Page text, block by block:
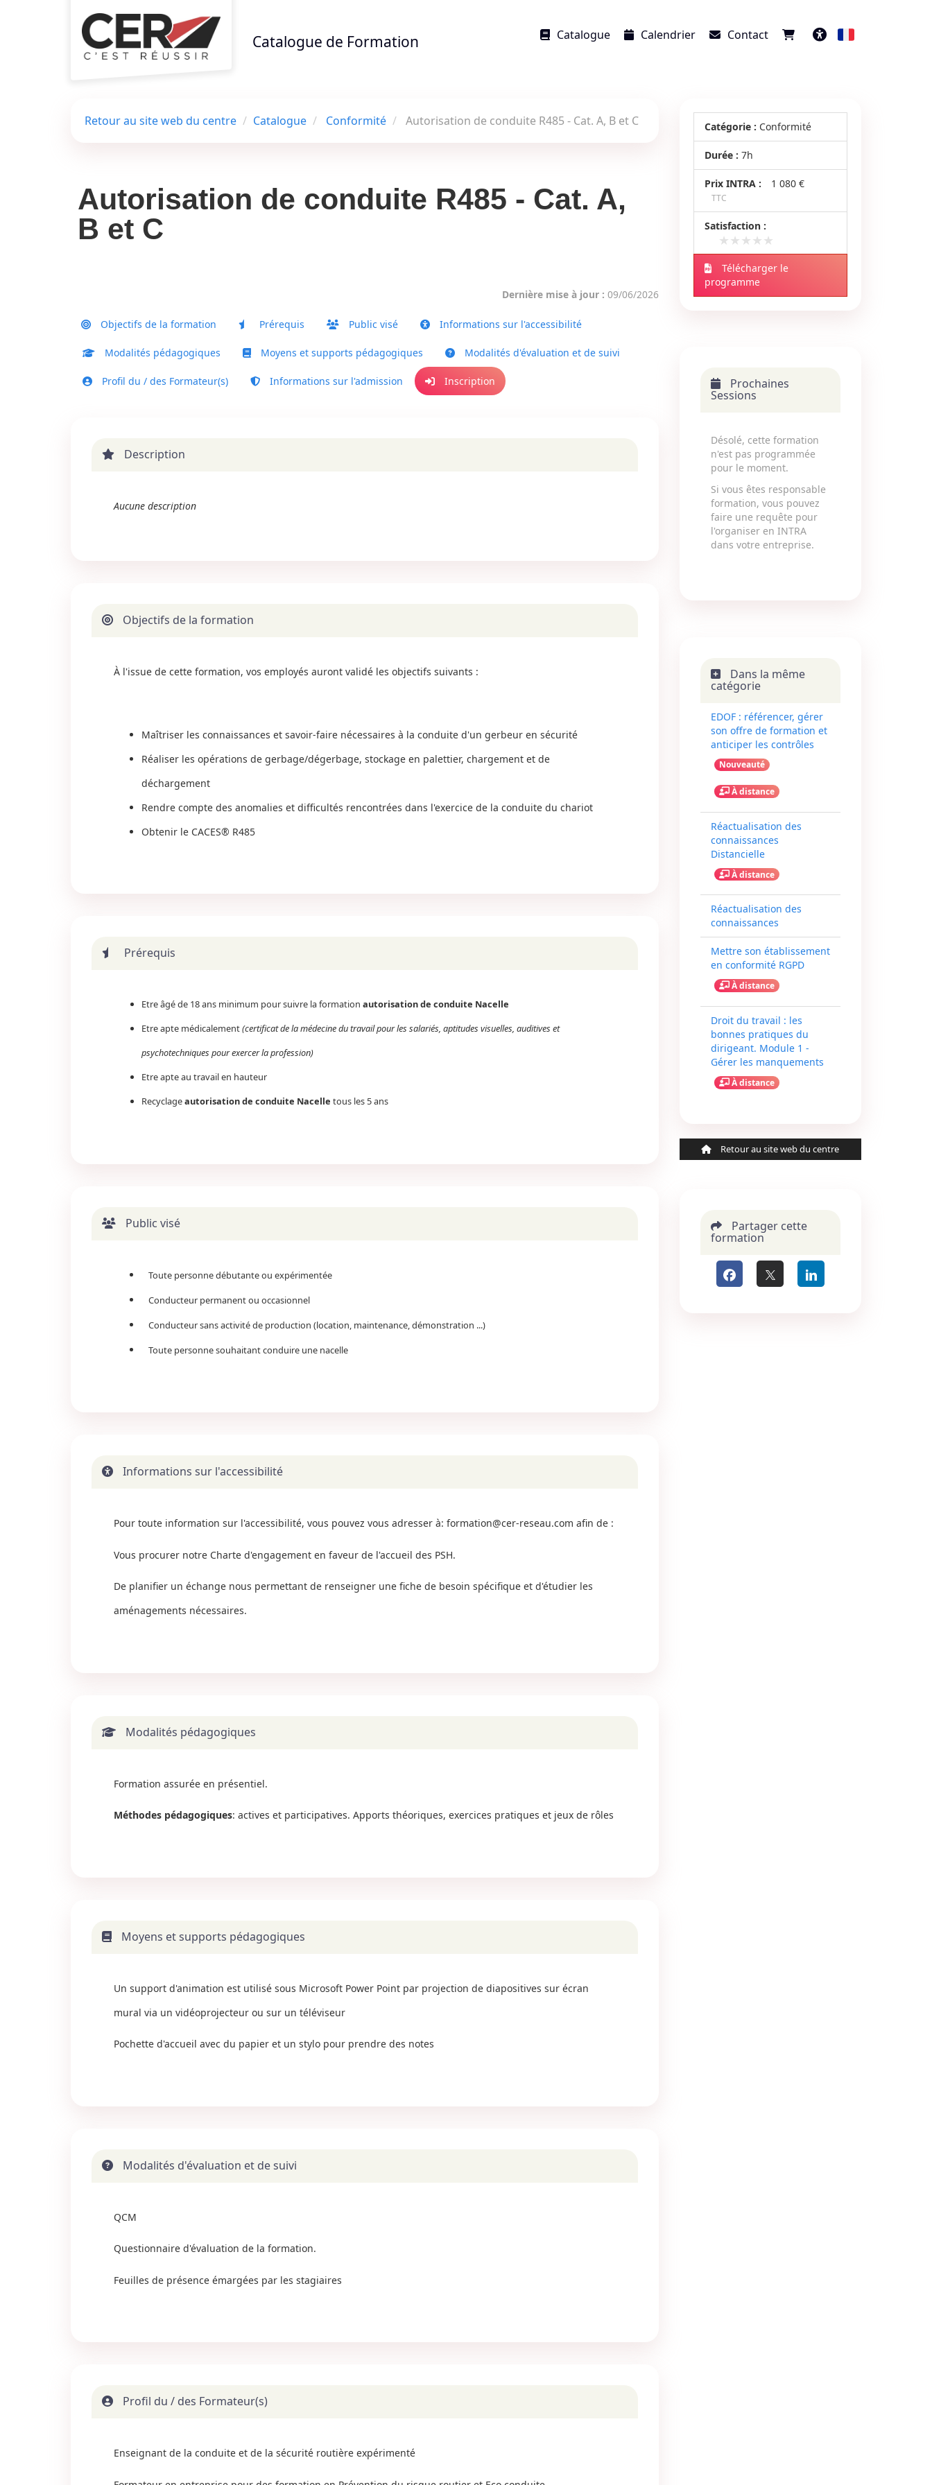
Aller au menu principal
Aller au contenu principal
Personnaliser l'interface
Catalogue de Formation Catalogue Calendrier
Contact
Français
Retour au site web du centre Catalogue Conformité Autorisation de conduite R485 - Cat. A, B et C
Autorisation de conduite R485 - Cat. A,
B et C
Dernière mise à jour : 09/06/2026
Objectifs de la formation Prérequis Public visé Informations sur l'accessibilité
Modalités pédagogiques Moyens et supports pédagogiques Modalités d'évaluation et de suivi
Profil du / des Formateur(s) Informations sur l'admission Inscription
Description
Aucune description
Objectifs de la formation
À l'issue de cette formation, vos employés auront validé les objectifs suivants :
Maîtriser les connaissances et savoir-faire nécessaires à la conduite d'un gerbeur en sécurité
Réaliser les opérations de gerbage/dégerbage, stockage en palettier, chargement et de
déchargement
Rendre compte des anomalies et difficultés rencontrées dans l'exercice de la conduite du chariot
Obtenir le CACES® R485
Prérequis
Etre âgé de 18 ans minimum pour suivre la formation autorisation de conduite Nacelle
Etre apte médicalement(certificat de la médecine du travail pour les salariés, aptitudes visuelles, auditives et
psychotechniques pour exercer la profession)
Etre apte au travail en hauteur
Recyclageautorisation de conduite Nacelle tous les 5 ans
Public visé
Toute personne débutante ou expérimentée
Conducteur permanent ou occasionnel
Conducteur sans activité de production (location, maintenance, démonstration ...)
Toute personne souhaitant conduire une nacelle
Informations sur l'accessibilité
Pour toute information sur l'accessibilité, vous pouvez vous adresser à: formation@cer-reseau.com afin de :
Vous procurer notre Charte d'engagement en faveur de l'accueil des PSH.
De planifier un échange nous permettant de renseigner une fiche de besoin spécifique et d'étudier les
aménagements nécessaires.
Modalités pédagogiques
Formation assurée en présentiel.
Méthodes pédagogiques: actives et participatives. Apports théoriques, exercices pratiques et jeux de rôles
Moyens et supports pédagogiques
Un support d'animation est utilisé sous Microsoft Power Point par projection de diapositives sur écran
mural via un vidéoprojecteur ou sur un téléviseur
Pochette d'accueil avec du papier et un stylo pour prendre des notes
Modalités d'évaluation et de suivi
QCM
Questionnaire d'évaluation de la formation.
Feuilles de présence émargées par les stagiaires
Profil du / des Formateur(s)
Enseignant de la conduite et de la sécurité routière expérimenté
Catégorie : Conformité
Durée : 7h
Prix INTRA : 1 080 €
TTC
Satisfaction :
★★★★★
★★★★★
Télécharger le
programme
Prochaines
Sessions
Désolé, cette formation
n'est pas programmée
pour le moment.
Si vous êtes responsable
formation, vous pouvez
faire une requête pour
l'organiser en INTRA
dans votre entreprise.
Dans la même
catégorie
EDOF : référencer, gérer
son offre de formation et
anticiper les contrôles
Nouveauté
À distance
Réactualisation des
connaissances
Distancielle
À distance
Réactualisation des
connaissances
Mettre son établissement
en conformité RGPD
À distance
Droit du travail : les
bonnes pratiques du
dirigeant. Module 1 -
Gérer les manquements
À distance
Retour au site web du centre
Partager cette
formation